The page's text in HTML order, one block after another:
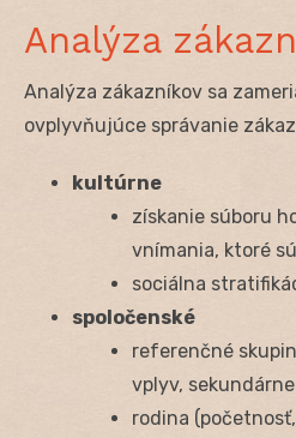
Analýza
Analýza zákazníkov sa
ovplyvňujúce správanie
kultúrne
získanie súboru
vnímania, ktoré
sociálna
spoločenské
referenčné
vplyv,
rodina